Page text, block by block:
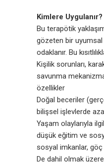
Kimlere Uygulanır?
Bu terapötik yaklaşım
gözeten bir
odaklanır. Bu
Kişilik sorunları,
savunma
özellikler
Doğal beceriler
bilişsel işlevlerde
Yaşam olaylarıyla
düşük eğitim ve
sosyal imkanlar,
De dahil olmak